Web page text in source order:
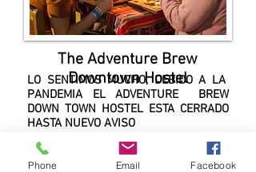
The Adventure Brew
Downtown Hostel
LO SENTIMOS MUCHO, DEBIDO A LA
PANDEMIA EL ADVENTURE BREW
DOWN TOWN HOSTEL ESTA CERRADO
HASTA NUEVO AVISO
Phone Email Facebook